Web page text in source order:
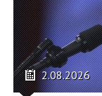
2.08.2026